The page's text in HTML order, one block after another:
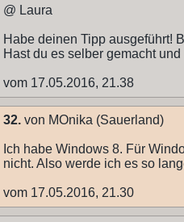
@ Laura
Habe deinen Tipp ausgeführt!
Hast du es selber gemacht
vom 17.05.2016, 21.38
32. von MOnika (Sauerland)
Ich habe Windows 8. Für
nicht. Also werde ich es so
vom 17.05.2016, 21.30